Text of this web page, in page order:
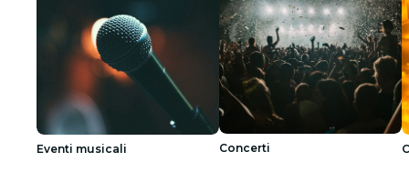
Eventi musicali Concerti